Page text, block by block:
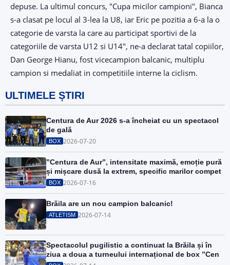
depuse. La ultimul concurs, "Cupa micilor campioni", Bianca
s-a clasat pe locul al 3-lea la U8, iar Eric pe pozitia a 6-a la o
categorie de varsta la care au participat sportivi de la
categoriile de varsta U12 si U14", ne-a declarat tatal copiilor,
Dan George Hianu, fost vicecampion balcanic, multiplu
campion si medaliat in competitiile interne la ciclism.
ULTIMELE ȘTIRI
Centura de Aur 2026 s-a încheiat cu un spectacol
de gală
BOX 2026-07-20
”Centura de Aur”, intensitate maximă, emoție pură
și mișcare dusă la extrem, specific marilor compet
BOX 2026-07-16
Brăila are un nou campion balcanic!
ATLETISM 2026-07-14
Spectacolul pugilistic a continuat la Brăila și în
ziua a doua a turneului internațional de box ”Cen